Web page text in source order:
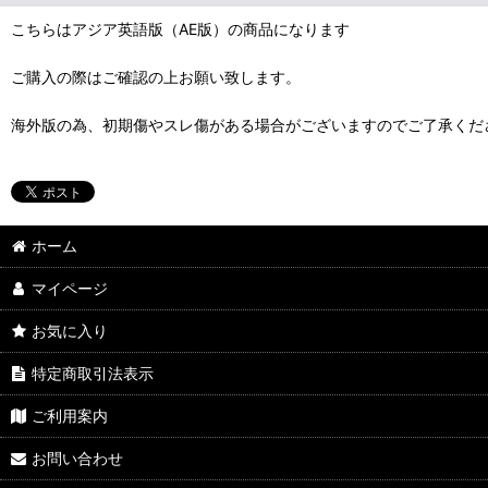
こちらはアジア英語版（AE版）の商品になります
ご購入の際はご確認の上お願い致します。
海外版の為、初期傷やスレ傷がある場合がございますのでご了承くだ
ホーム
マイページ
お気に入り
特定商取引法表示
ご利用案内
お問い合わせ